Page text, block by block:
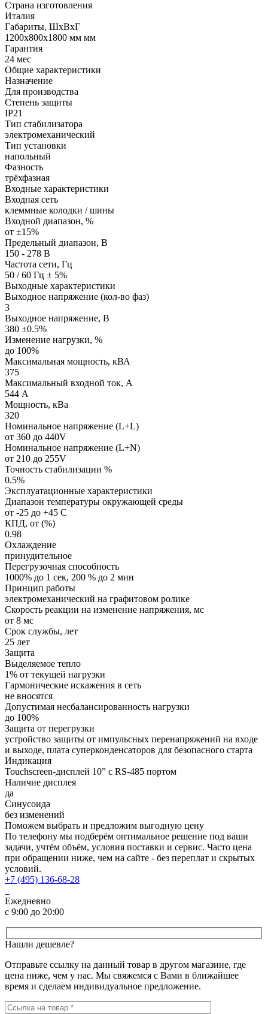
Страна изготовления
Италия
Габариты, ШхВхГ
1200x800x1800 мм мм
Гарантия
24 мес
Общие характеристики
Назначение
Для производства
Степень защиты
IP21
Тип стабилизатора
электромеханический
Тип установки
напольный
Фазность
трёхфазная
Входные характеристики
Входная сеть
клеммные колодки / шины
Входной диапазон, %
от ±15%
Предельный диапазон, В
150 - 278 В
Частота сети, Гц
50 / 60 Гц ± 5%
Выходные характеристики
Выходное напряжение (кол-во фаз)
3
Выходное напряжение, В
380 ±0.5%
Изменение нагрузки, %
до 100%
Максимальная мощность, кВА
375
Максимальный входной ток, А
544 А
Мощность, кВа
320
Номинальное напряжение (L+L)
от 360 до 440V
Номинальное напряжение (L+N)
от 210 до 255V
Точность стабилизации %
0.5%
Эксплуатационные характеристики
Диапазон температуры окружающей среды
от -25 до +45 С
КПД, от (%)
0.98
Охлаждение
принудительное
Перегрузочная способность
1000% до 1 сек, 200 % до 2 мин
Принцип работы
электромеханический на графитовом ролике
Скорость реакции на изменение напряжения, мс
от 8 мс
Срок службы, лет
25 лет
Защита
Выделяемое тепло
1% от текущей нагрузки
Гармонические искажения в сеть
не вносятся
Допустимая несбалансированность нагрузки
до 100%
Защита от перегрузки
устройство защиты от импульсных перенапряжений на входе
и выходе, плата суперконденсаторов для безопасного старта
Индикация
Touchscreen-дисплей 10” с RS-485 портом
Наличие дисплея
да
Синусоида
без изменений
Поможем выбрать и предложим выгодную цену
По телефону мы подберём оптимальное решение под ваши
задачи, учтём объём, условия поставки и сервис. Часто цена
при обращении ниже, чем на сайте - без переплат и скрытых
условий.
+7 (495) 136-68-28
Ежедневно
с 9:00 до 20:00
Нашли дешевле?
Отправьте ссылку на данный товар в другом магазине, где
цена ниже, чем у нас. Мы свяжемся с Вами в ближайшее
время и сделаем индивидуальное предложение.